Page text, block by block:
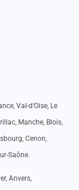
Val-d’Oise, Le
Manche, Blois,
Cenon,
Saône.
Anvers,